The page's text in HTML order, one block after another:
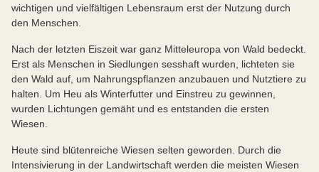
wichtigen und vielfältigen Lebensraum erst der Nutzung durch
den Menschen.
Nach der letzten Eiszeit war ganz Mitteleuropa von Wald bedeckt.
Erst als Menschen in Siedlungen sesshaft wurden, lichteten sie
den Wald auf, um Nahrungspflanzen anzubauen und Nutztiere zu
halten. Um Heu als Winterfutter und Einstreu zu gewinnen,
wurden Lichtungen gemäht und es entstanden die ersten
Wiesen.
Heute sind blütenreiche Wiesen selten geworden. Durch die
Intensivierung in der Landwirtschaft werden die meisten Wiesen